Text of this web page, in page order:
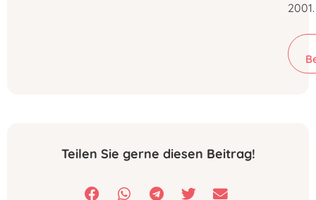
2001.
Teilen Sie gerne diesen Beitrag!